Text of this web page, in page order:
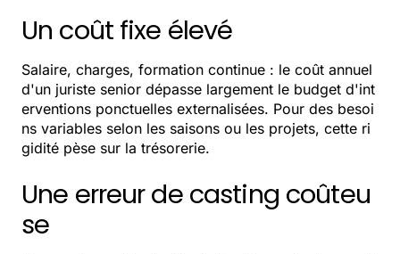
Un coût fixe élevé
Salaire, charges, formation continue : le coût annuel
d'un juriste senior dépasse largement le budget d'int
erventions ponctuelles externalisées. Pour des besoi
ns variables selon les saisons ou les projets, cette ri
gidité pèse sur la trésorerie.
Une erreur de casting coûteu
se